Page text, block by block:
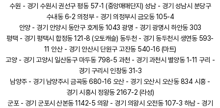
수원 - 경기 수원시 권선구 평동 57-1 (중앙매매단지) 성남 - 경기 성남시 분당구
수내동 6-2 의정부 - 경기 의정부시 금오동 105-4
안양 - 경기 안양시 동안구 호계동 1043 광명 - 경기 광명시 하안동 303
평택 - 경기 평택시 합정동 121-8 (오토캐슬) 동두천 - 경기 동두천시 생연동 593-
11 안산 - 경기 안산시 단원구 고잔동 540-16 (마트)
고양 - 경기 고양시 일산동구 마두동 798-5 과천 - 경기 과천시 별양동 1-11 구리 -
경기 구리시 인창동 31-3
남양주 - 경기 남양주시 금곡동 680-16 오산 - 경기 오산시 오산동 834 시흥 -
경기 시흥시 정왕동 2167-2 (라성)
군포 - 경기 군포시 산본동 1142-5 의왕 - 경기 의왕시 오전동 107-3 하남 - 경기